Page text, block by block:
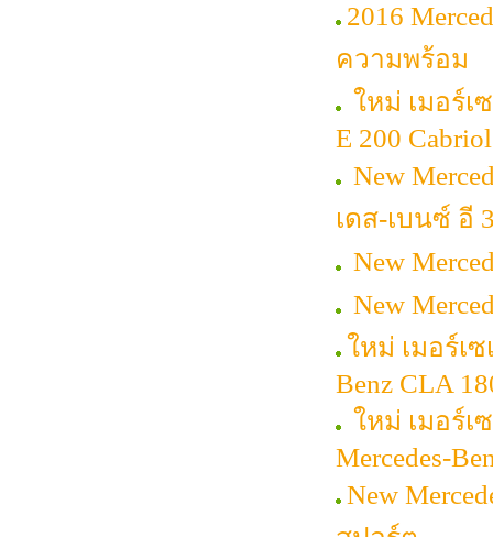
2016
ความพร้อม
ใหม่ เมอร์เ
E 200
New
เดส-เบนซ์ อี
New
New
ใหม่ เมอร์เ
Benz CLA
ใหม่ เมอร์เ
Mercedes-
New